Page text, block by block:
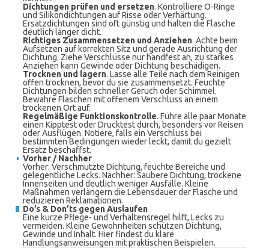
Dichtungen prüfen und ersetzen. Kontrolliere O-Ringe
und Silikondichtungen auf Risse oder Verhärtung.
Ersatzdichtungen sind oft günstig und halten die Flasche
deutlich länger dicht.
Richtiges Zusammensetzen und Anziehen. Achte beim
Aufsetzen auf korrekten Sitz und gerade Ausrichtung der
Dichtung. Ziehe Verschlüsse nur handfest an, zu starkes
Anziehen kann Gewinde oder Dichtung beschädigen.
Trocknen und lagern. Lasse alle Teile nach dem Reinigen
offen trocknen, bevor du sie zusammensetzt. Feuchte
Dichtungen bilden schneller Geruch oder Schimmel.
Bewahre Flaschen mit offenem Verschluss an einem
trockenen Ort auf.
Regelmäßige Funktionskontrolle. Führe alle paar Monate
einen Kipptest oder Drucktest durch, besonders vor Reisen
oder Ausflügen. Notiere, falls ein Verschluss bei
bestimmten Bedingungen wieder leckt, damit du gezielt
Ersatz beschaffst.
Vorher / Nachher
Vorher: Verschmutzte Dichtung, feuchte Bereiche und
gelegentliche Lecks. Nachher: Saubere Dichtung, trockene
Innenseiten und deutlich weniger Ausfälle. Kleine
Maßnahmen verlängern die Lebensdauer der Flasche und
reduzieren Reklamationen.
Do’s & Don’ts gegen Auslaufen
Eine kurze Pflege- und Verhaltensregel hilft, Lecks zu
vermeiden. Kleine Gewohnheiten schützen Dichtung,
Gewinde und Inhalt. Hier findest du klare
Handlungsanweisungen mit praktischen Beispielen.